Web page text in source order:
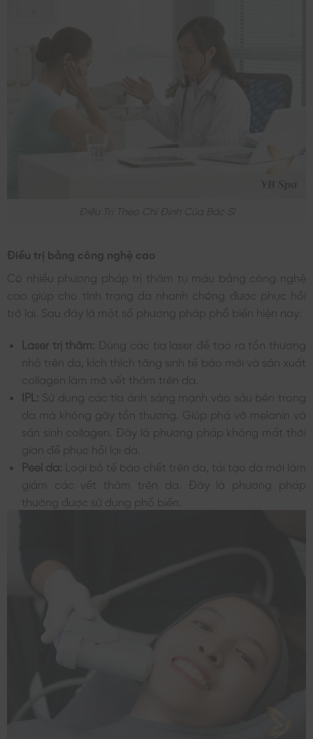
Điều Trị Theo Chỉ Định Của Bác Sĩ
Điều trị bằng công nghệ cao
Có nhiều phương pháp trị thâm tụ máu bằng công nghệ
cao giúp cho tình trạng da nhanh chóng được phục hồi
trở lại. Sau đây là một số phương pháp phổ biến hiện nay:
Laser trị thâm: Dùng các tia laser để tạo ra tổn thương
nhỏ trên da, kích thích tăng sinh tế bào mới và sản xuất
collagen làm mờ vết thâm trên da.
IPL: Sử dụng các tia ánh sáng mạnh vào sâu bên trong
da mà không gây tổn thương. Giúp phá vỡ melanin và
sản sinh collagen. Đây là phương pháp không mất thời
gian để phục hồi lại da.
Peel da: Loại bỏ tế bào chết trên da, tái tạo da mới làm
giảm các vết thâm trên da. Đây là phương pháp
thường được sử dụng phổ biến.